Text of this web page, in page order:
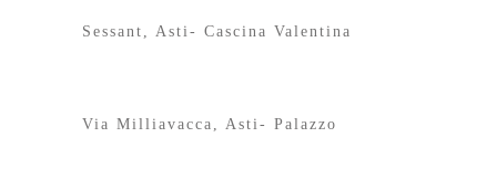
Sessant, Asti- Cascina Valentina
Via Milliavacca, Asti- Palazzo